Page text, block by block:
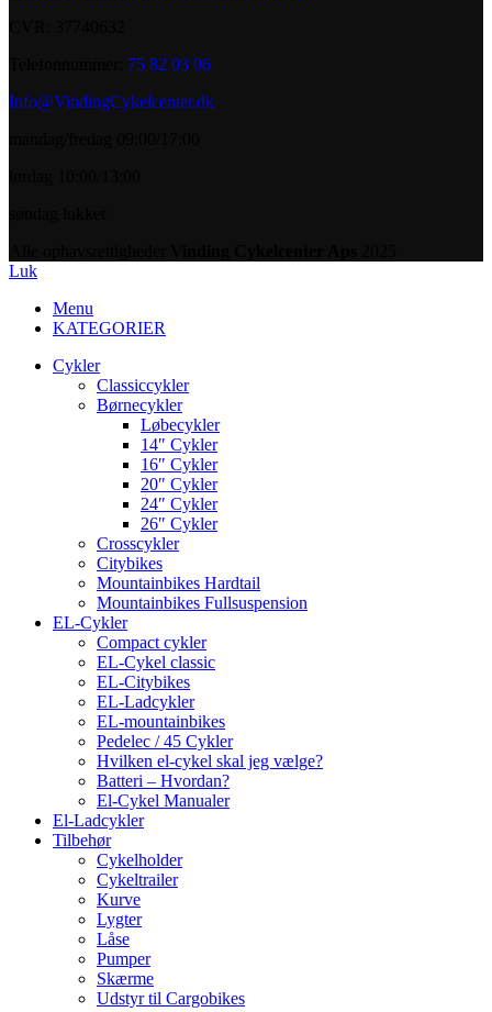
75 82 03 06
Info@VindingCykelcenter.dk
Luk
Menu
KATEGORIER
Cykler
Classiccykler
Børnecykler
Løbecykler
14″ Cykler
16″ Cykler
20″ Cykler
24″ Cykler
26″ Cykler
Crosscykler
Citybikes
Mountainbikes Hardtail
Mountainbikes Fullsuspension
EL-Cykler
Compact cykler
EL-Cykel classic
EL-Citybikes
EL-Ladcykler
EL-mountainbikes
Pedelec / 45 Cykler
Hvilken el-cykel skal jeg vælge?
Batteri – Hvordan?
El-Cykel Manualer
El-Ladcykler
Tilbehør
Cykelholder
Cykeltrailer
Kurve
Lygter
Låse
Pumper
Skærme
Udstyr til Cargobikes